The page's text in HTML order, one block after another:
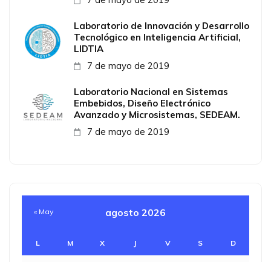
Laboratorio de Innovación y Desarrollo
Tecnológico en Inteligencia Artificial,
LIDTIA
7 de mayo de 2019
Laboratorio Nacional en Sistemas
Embebidos, Diseño Electrónico
Avanzado y Microsistemas, SEDEAM.
7 de mayo de 2019
agosto 2026
L M X J V S D
« May